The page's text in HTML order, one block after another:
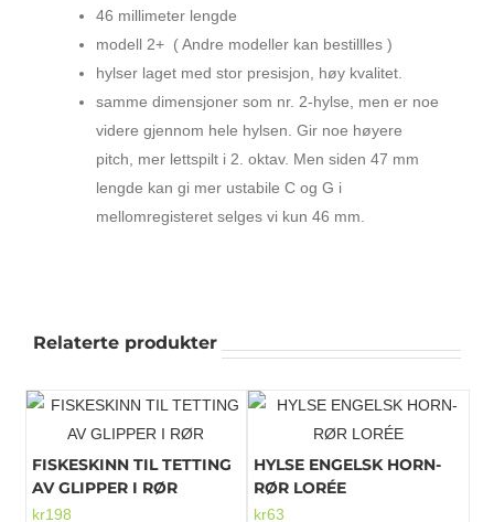
46 millimeter lengde
modell 2+ ( Andre modeller kan bestillles )
hylser laget med stor presisjon, høy kvalitet.
samme dimensjoner som nr. 2-hylse, men er noe
videre gjennom hele hylsen. Gir noe høyere
pitch, mer lettspilt i 2. oktav. Men siden 47 mm
lengde kan gi mer ustabile C og G i
mellomregisteret selges vi kun 46 mm.
Relaterte produkter
FISKESKINN TIL TETTING
AV GLIPPER I RØR
kr198
HYLSE ENGELSK HORN-
RØR LORÉE
kr63